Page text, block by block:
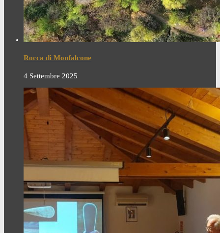
Rocca di Monfalcone
4 Settembre 2025